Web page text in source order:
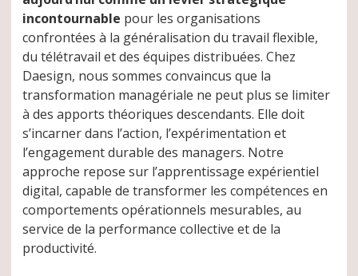
incontournable pour les organisations
confrontées à la généralisation du travail flexible,
du télétravail et des équipes distribuées. Chez
Daesign, nous sommes convaincus que la
transformation managériale ne peut plus se limiter
à des apports théoriques descendants. Elle doit
s’incarner dans l’action, l’expérimentation et
l’engagement durable des managers. Notre
approche repose sur l’apprentissage expérientiel
digital, capable de transformer les compétences en
comportements opérationnels mesurables, au
service de la performance collective et de la
productivité.